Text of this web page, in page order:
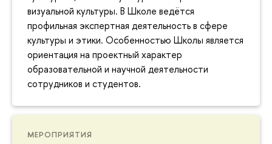
визуальной культуры. В Школе ведётся
профильная экспертная деятельность в сфере
культуры и этики. Особенностью Школы является
ориентация на проектный характер
образовательной и научной деятельности
сотрудников и студентов.
МЕРОПРИЯТИЯ